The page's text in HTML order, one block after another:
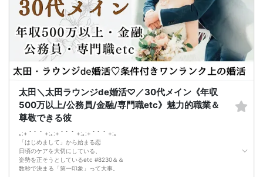
①＼群馬最大級の男女8対8／
多すぎず少なすぎず、参加者様が求める理想の人数を作り上げました！
（最小催行人数3:3）
②直接の連絡先交換自由♪
気の合う方がいたら直接連絡先交換してもOK！
トークタイムについて♪
1対1の着席型トークタイム♪
プロフィールシートを全員の異性の方と交換して1対1でお話をしていただきま
す！
トークタイムは、5分～10分（人数で時間変動あり）です！
あまり硬くならず、いつもの自分でゆっくりトークを楽しんでください♪
お仕事の話、趣味の話などでお互いの共通点などをみつけてみてはいかがでしょ
うか…
太田＼太田ラウンジde婚活♡／30代メイン《年収
500万以上/公務員/金融/専門職etc》魅力的職業＆
尊敬できる彼
｡:+ ﾟ ゜ﾟ +:｡:+ ﾟ ゜ﾟ +:｡:+ ﾟ ゜ﾟ +:｡
「はじめまして」から始まる恋
日頃のケアを大切にしている、
姿勢を正そうとしているetc #8230＆＆
数秒で決まる「第一印象」って大事。